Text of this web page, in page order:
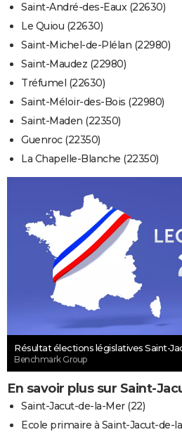
Saint-André-des-Eaux (22630)
Le Quiou (22630)
Saint-Michel-de-Plélan (22980)
Saint-Maudez (22980)
Tréfumel (22630)
Saint-Méloir-des-Bois (22980)
Saint-Maden (22350)
Guenroc (22350)
La Chapelle-Blanche (22350)
Résultat élections législatives Saint-
Benchmark Group
En savoir plus sur Saint-
Saint-Jacut-de-la-Mer (22)
Ecole primaire à Saint-Jacut-de-